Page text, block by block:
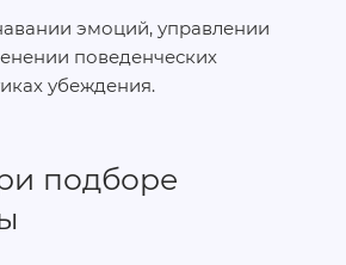
эмоций, управлении
поведенческих
убеждения.
подборе